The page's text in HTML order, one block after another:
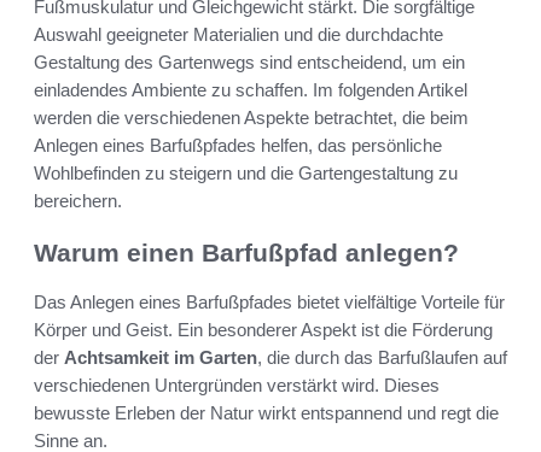
Fußmuskulatur und Gleichgewicht stärkt. Die sorgfältige
Auswahl geeigneter Materialien und die durchdachte
Gestaltung des Gartenwegs sind entscheidend, um ein
einladendes Ambiente zu schaffen. Im folgenden Artikel
werden die verschiedenen Aspekte betrachtet, die beim
Anlegen eines Barfußpfades helfen, das persönliche
Wohlbefinden zu steigern und die Gartengestaltung zu
bereichern.
Warum einen Barfußpfad anlegen?
Das Anlegen eines Barfußpfades bietet vielfältige Vorteile für
Körper und Geist. Ein besonderer Aspekt ist die Förderung
der Achtsamkeit im Garten, die durch das Barfußlaufen auf
verschiedenen Untergründen verstärkt wird. Dieses
bewusste Erleben der Natur wirkt entspannend und regt die
Sinne an.